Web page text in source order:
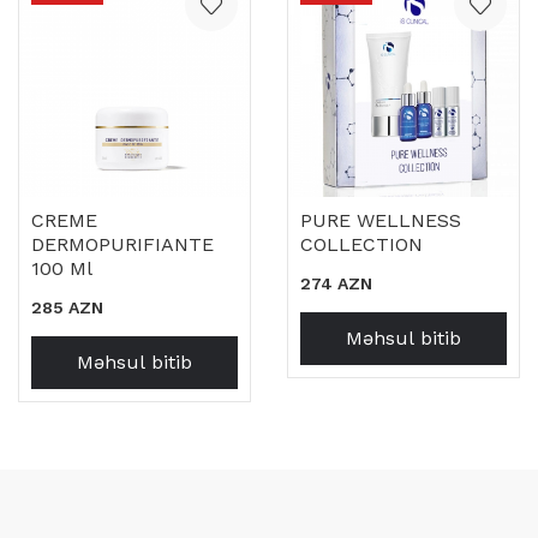
istifadə oluna bilər. Üz, boyun və dekolte nahiyəsinə
tətbiq edilərək günəşə çıxmazdan əvvəl qoruyucu qat
yaradılır və ehtiyac olduqda gün ərzində yenilənir.
PROTECTION SPF 50 – 50 ML həm profilaktik, həm də
qoruyucu baxımdan dərinin uzunmüddətli keyfiyyətini
qorumağa yönəlmiş effektiv günəş kremidir.
CREME
DERMOPURIFIANTE
100 Ml
285 AZN
Məhsul bitib
PURE WELLNESS
COLLECTION
274 AZN
Məhsul bitib